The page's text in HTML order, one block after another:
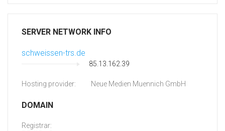
SERVER NETWORK INFO
schweissen-trs.de
85.13.162.39
Hosting provider: Neue Medien Muennich GmbH
DOMAIN
Registrar: